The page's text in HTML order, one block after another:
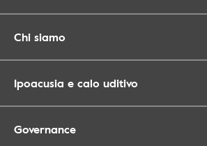
Chi siamo
Ipoacusia e calo uditivo
Governance